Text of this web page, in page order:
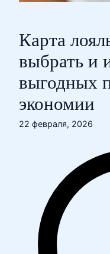
Карта
выбрать и
выгодных
экономии
22 февраля, 2026